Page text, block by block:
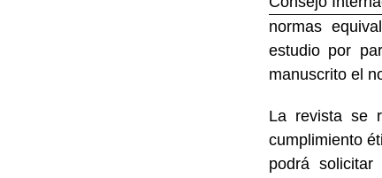
normas
estudio por
manuscrito el
La revista se
cumplimiento
podrá